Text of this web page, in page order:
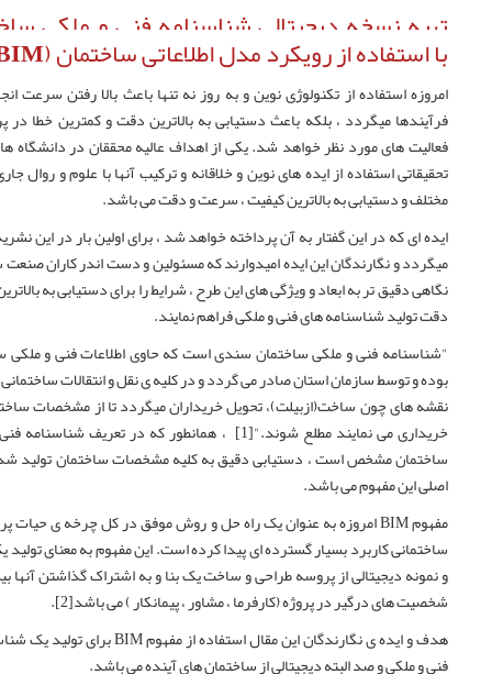
تهیه نسخه دیجیتالی شناسنامه فنی و ملکی
با استفاده از رویکرد مدل اطلاعاتی ساختمان (BIM)
امروزه استفاده از تکنولوژی نوین و به روز نه تنها باعث بالا رفتن سرعت
فرآیندها میگردد ، بلکه باعث دستیابی به بالاترین دقت و کمترین خطا
فعالیت های مورد نظر خواهد شد. یکی از اهداف عالیه محققان در دانشگاه
تحقیقاتی استفاده از ایده های نوین و خلاقانه و ترکیب آنها با علوم و روال
مختلف و دستیابی به بالاترین کیفیت ، سرعت و دقت می باشد.
ایده ای که در این گفتار به آن پرداخته خواهد شد ، برای اولین بار در این
میگردد و نگارندگان این ایده امیدوارند که مسئولین و دست اندر کاران
نگاهی دقیق تر به ابعاد و ویژگی های این طرح ، شرایط را برای دستیابی به
دقت تولید شناسنامه های فنی و ملکی فراهم نمایند.
"شناسنامه فنی و ملکی ساختمان سندی است که حاوی اطلاعات فنی و ملکی
بوده و توسط سازمان استان صادر می گردد و در کلیه ی نقل و انتقالات ساختمانی
نقشه های چون ساخت(ازبیلت)، تحویل خریداران میگردد تا از مشخصات
خریداری می نمایند مطلع شوند."[1] ، همانطور که در تعریف
ساختمان مشخص است ، دستیابی دقیق به کلیه مشخصات ساختمان تولید
اصلی این مفهوم می باشد.
مفهومBIMامروزه به عنوان یک راه حل و روش موفق در کل چرخه ی حیات
ساختمانی کاربرد بسیار گسترده ای پیدا کرده است. این مفهوم به معنای تولید
و نمونه دیجیتالی از پروسه طراحی و ساخت یک بنا و به اشتراک گذاشتن آنها
شخصیت های درگیر در پروژه (کارفرما ، مشاور ، پیمانکار ) می باشد[2].
هدف و ایده ی نگارندگان این مقال استفاده از مفهومBIMبرای تولید یک
فنی و ملکی و صد البته دیجیتالی از ساختمان های آینده می باشد.